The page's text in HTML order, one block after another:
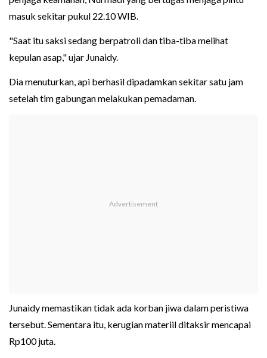
masuk sekitar pukul 22.10 WIB.
"Saat itu saksi sedang berpatroli dan tiba-tiba melihat
kepulan asap," ujar Junaidy.
Dia menuturkan, api berhasil dipadamkan sekitar satu jam
setelah tim gabungan melakukan pemadaman.
Junaidy memastikan tidak ada korban jiwa dalam peristiwa
tersebut. Sementara itu, kerugian materiil ditaksir mencapai
Rp100 juta.